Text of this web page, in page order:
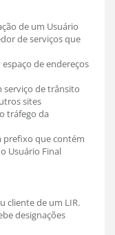
de um Usuário
de serviços que
de endereços
serviço de trânsito
sites
tráfego da
prefixo que contém
Usuário Final
cliente de um LIR.
designações